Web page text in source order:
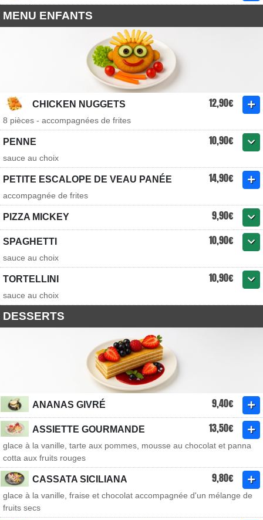
MENU ENFANTS
CHICKEN NUGGETS 12,90€
8 pièces - accompagnées de frites
PENNE 10,90€
sauce au choix
PETITE ESCALOPE DE VEAU PANÉE 14,90€
accompagnée de frites
PIZZA MICKEY 9,90€
SPAGHETTI 10,90€
sauce au choix
TORTELLINI 10,90€
sauce au choix
DESSERTS
ANANAS GIVRÉ 9,40€
ASSIETTE GOURMANDE 13,50€
glace à la vanille, tarte aux pommes, mousse au chocolat et panna
cotta aux fruits rouges
CASSATA SICILIANA 9,80€
glace à la vanille, fraise et chocolat accompagnée d'un mélange de
fruits secs